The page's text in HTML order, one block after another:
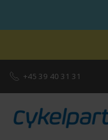
+45 39 40 31 31